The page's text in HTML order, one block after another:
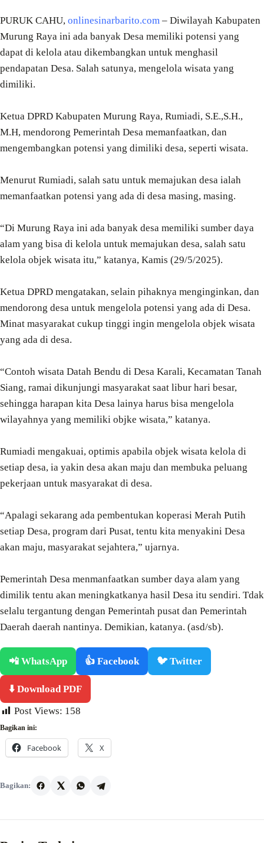
PURUK CAHU, onlinesinarbarito.com – Diwilayah Kabupaten
Murung Raya ini ada banyak Desa memiliki potensi yang
dapat di kelola atau dikembangkan untuk menghasil
pendapatan Desa. Salah satunya, mengelola wisata yang
dimiliki.
Ketua DPRD Kabupaten Murung Raya, Rumiadi, S.E.,S.H.,
M.H, mendorong Pemerintah Desa memanfaatkan, dan
mengembangkan potensi yang dimiliki desa, seperti wisata.
Menurut Rumiadi, salah satu untuk memajukan desa ialah
memanfaatkan potensi yang ada di desa masing, masing.
“Di Murung Raya ini ada banyak desa memiliki sumber daya
alam yang bisa di kelola untuk memajukan desa, salah satu
kelola objek wisata itu,” katanya, Kamis (29/5/2025).
Ketua DPRD mengatakan, selain pihaknya menginginkan, dan
mendorong desa untuk mengelola potensi yang ada di Desa.
Minat masyarakat cukup tinggi ingin mengelola objek wisata
yang ada di desa.
“Contoh wisata Datah Bendu di Desa Karali, Kecamatan Tanah
Siang, ramai dikunjungi masyarakat saat libur hari besar,
sehingga harapan kita Desa lainya harus bisa mengelola
wilayahnya yang memiliki objke wisata,” katanya.
Rumiadi mengakuai, optimis apabila objek wisata kelola di
setiap desa, ia yakin desa akan maju dan membuka peluang
pekerjaan untuk masyarakat di desa.
“Apalagi sekarang ada pembentukan koperasi Merah Putih
setiap Desa, program dari Pusat, tentu kita menyakini Desa
akan maju, masyarakat sejahtera,” ujarnya.
Pemerintah Desa menmanfaatkan sumber daya alam yang
dimilik tentu akan meningkatkanya hasil Desa itu sendiri. Tdak
selalu tergantung dengan Pemerintah pusat dan Pemerintah
Daerah daerah nantinya. Demikian, katanya. (asd/sb).
📲 WhatsApp 👍 Facebook 🐦 Twitter
⬇️ Download PDF
Post Views: 158
Bagikan ini:
Facebook X
Bagikan: